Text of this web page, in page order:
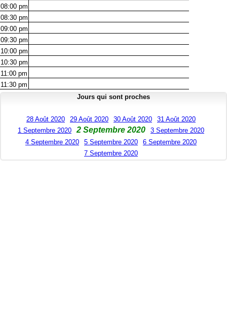
08:00 pm
08:30 pm
09:00 pm
09:30 pm
10:00 pm
10:30 pm
11:00 pm
11:30 pm
Jours qui sont proches
28 Août 2020 29 Août 2020 30 Août 2020
31 Août 2020
1 Septembre 2020
2 Septembre 2020
3 Septembre 2020
4 Septembre 2020
5 Septembre 2020
6 Septembre 2020
7 Septembre 2020